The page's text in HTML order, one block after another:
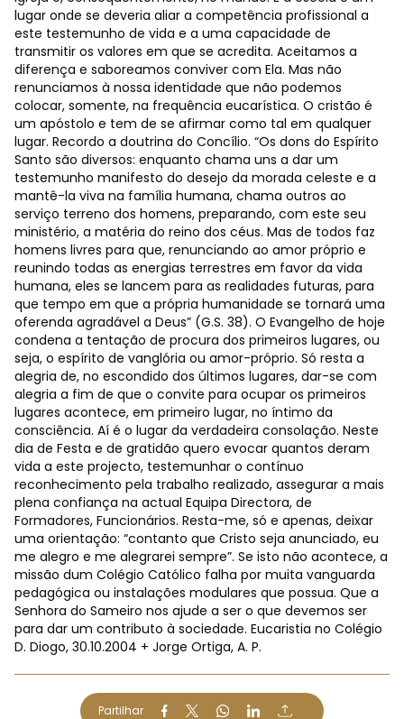
lugar onde se deveria aliar a competência profissional a
este testemunho de vida e a uma capacidade de
transmitir os valores em que se acredita. Aceitamos a
diferença e saboreamos conviver com Ela. Mas não
renunciamos à nossa identidade que não podemos
colocar, somente, na frequência eucarística. O cristão é
um apóstolo e tem de se afirmar como tal em qualquer
lugar. Recordo a doutrina do Concílio. “Os dons do Espírito
Santo são diversos: enquanto chama uns a dar um
testemunho manifesto do desejo da morada celeste e a
mantê-la viva na família humana, chama outros ao
serviço terreno dos homens, preparando, com este seu
ministério, a matéria do reino dos céus. Mas de todos faz
homens livres para que, renunciando ao amor próprio e
reunindo todas as energias terrestres em favor da vida
humana, eles se lancem para as realidades futuras, para
que tempo em que a própria humanidade se tornará uma
oferenda agradável a Deus” (G.S. 38). O Evangelho de hoje
condena a tentação de procura dos primeiros lugares, ou
seja, o espírito de vanglória ou amor-próprio. Só resta a
alegria de, no escondido dos últimos lugares, dar-se com
alegria a fim de que o convite para ocupar os primeiros
lugares acontece, em primeiro lugar, no íntimo da
consciência. Aí é o lugar da verdadeira consolação. Neste
dia de Festa e de gratidão quero evocar quantos deram
vida a este projecto, testemunhar o contínuo
reconhecimento pela trabalho realizado, assegurar a mais
plena confiança na actual Equipa Directora, de
Formadores, Funcionários. Resta-me, só e apenas, deixar
uma orientação: “contanto que Cristo seja anunciado, eu
me alegro e me alegrarei sempre”. Se isto não acontece, a
missão dum Colégio Católico falha por muita vanguarda
pedagógica ou instalações modulares que possua. Que a
Senhora do Sameiro nos ajude a ser o que devemos ser
para dar um contributo à sociedade. Eucaristia no Colégio
D. Diogo, 30.10.2004 + Jorge Ortiga, A. P.
Partilhar